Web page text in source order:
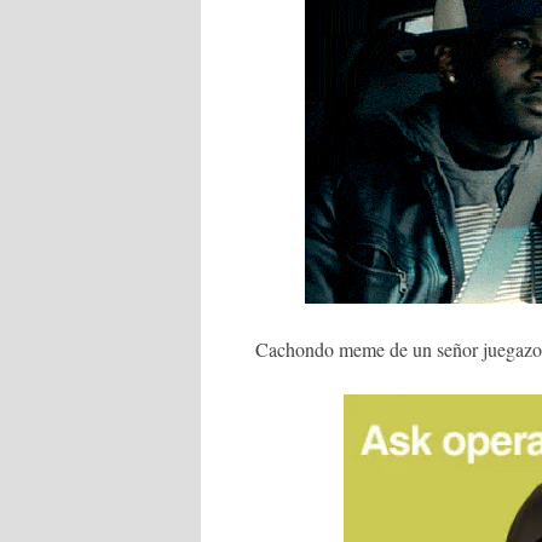
Cachondo meme de un señor